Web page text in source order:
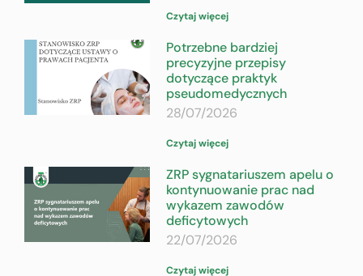
Czytaj więcej
Potrzebne bardziej
precyzyjne przepisy
dotyczące praktyk
pseudomedycznych
28/07/2026
Czytaj więcej
ZRP sygnatariuszem apelu o
kontynuowanie prac nad
wykazem zawodów
deficytowych
22/07/2026
Czytaj więcej